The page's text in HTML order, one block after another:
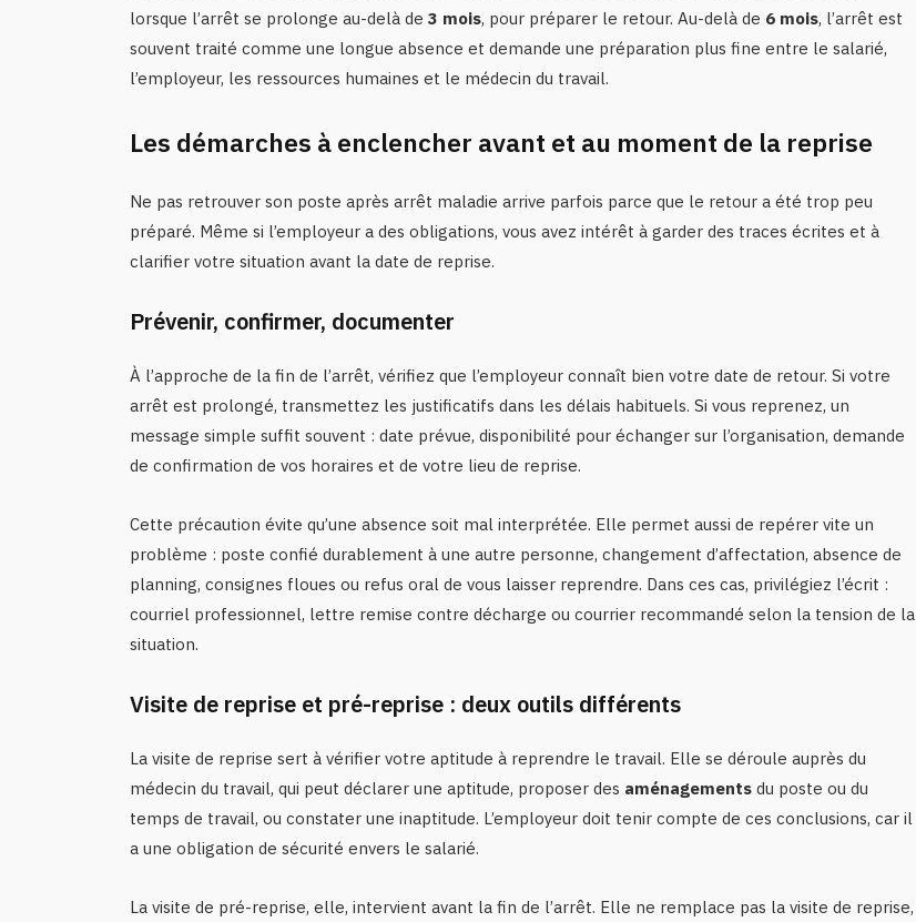
lorsque l’arrêt se prolonge au-delà de 3 mois, pour préparer le retour. Au-delà de 6 mois, l’arrêt est
souvent traité comme une longue absence et demande une préparation plus fine entre le salarié,
l’employeur, les ressources humaines et le médecin du travail.
Les démarches à enclencher avant et au moment de la reprise
Ne pas retrouver son poste après arrêt maladie arrive parfois parce que le retour a été trop peu
préparé. Même si l’employeur a des obligations, vous avez intérêt à garder des traces écrites et à
clarifier votre situation avant la date de reprise.
Prévenir, confirmer, documenter
À l’approche de la fin de l’arrêt, vérifiez que l’employeur connaît bien votre date de retour. Si votre
arrêt est prolongé, transmettez les justificatifs dans les délais habituels. Si vous reprenez, un
message simple suffit souvent : date prévue, disponibilité pour échanger sur l’organisation, demande
de confirmation de vos horaires et de votre lieu de reprise.
Cette précaution évite qu’une absence soit mal interprétée. Elle permet aussi de repérer vite un
problème : poste confié durablement à une autre personne, changement d’affectation, absence de
planning, consignes floues ou refus oral de vous laisser reprendre. Dans ces cas, privilégiez l’écrit :
courriel professionnel, lettre remise contre décharge ou courrier recommandé selon la tension de la
situation.
Visite de reprise et pré-reprise : deux outils différents
La visite de reprise sert à vérifier votre aptitude à reprendre le travail. Elle se déroule auprès du
médecin du travail, qui peut déclarer une aptitude, proposer des aménagementsdu poste ou du
temps de travail, ou constater une inaptitude. L’employeur doit tenir compte de ces conclusions, car il
a une obligation de sécurité envers le salarié.
La visite de pré-reprise, elle, intervient avant la fin de l’arrêt. Elle ne remplace pas la visite de reprise,